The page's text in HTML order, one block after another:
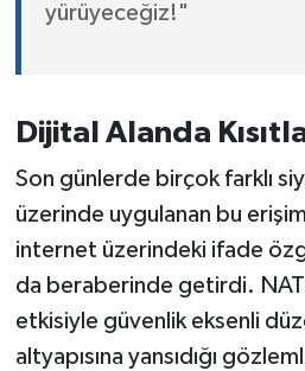
yürüyeceğiz!"
Dijital Alanda
Son günlerde birçok farklı
üzerinde uygulanan bu erişim
internet üzerindeki ifade
da beraberinde getirdi.
etkisiyle güvenlik eksenli
altyapısına yansıdığı